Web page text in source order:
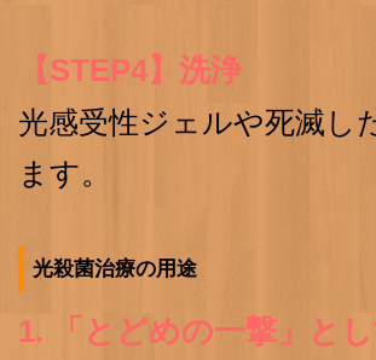
【STEP4】洗浄
光感受性ジェルや死滅し
ます。
光殺菌治療の用途
1. 「とどめの一撃」と